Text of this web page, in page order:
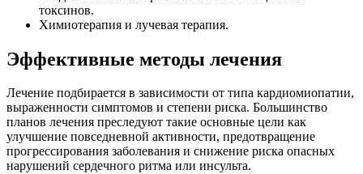
токсинов.
Химиотерапия и лучевая терапия.
Эффективные методы лечения
Лечение подбирается в зависимости от типа кардиомиопатии,
выраженности симптомов и степени риска. Большинство
планов лечения преследуют такие основные цели как
улучшение повседневной активности, предотвращение
прогрессирования заболевания и снижение риска опасных
нарушений сердечного ритма или инсульта.